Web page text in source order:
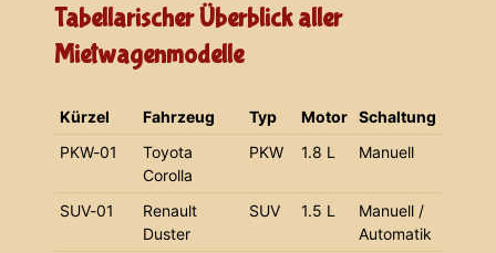
Tabellarischer Überblick aller
Mietwagenmodelle
Kürzel Fahrzeug Typ Motor Schaltung
PKW-01
Toyota
Corolla
PKW 1.8 L Manuell
SUV-01
Renault
Duster
SUV 1.5 L
Manuell /
Automatik